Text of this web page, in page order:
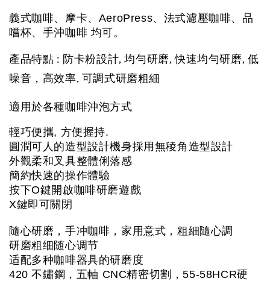
義式咖啡、摩卡、AeroPress、法式濾壓咖啡、品
嚐杯、手沖咖啡 均可。
產品特點 : 防卡粉設計, 均勻研磨, 快速均勻研磨, 低
噪音，高效率, 可調式研磨粗細
適用於各種咖啡沖泡方式
輕巧便攜, 方便握持.
圓潤可人的造型設計機身採用無稜角造型設計
外觀柔和叉具整體俐落感
簡約快速的操作體驗
按下O鍵開啟咖啡研磨遊戲
X鍵即可關閉
隨心研磨，手冲咖啡，家用意式，粗細隨心調
研磨粗细随心调节
适配多种咖啡器具的研磨度
420 不鏽鋼，五軸 CNC精密切割，55-58HCR硬